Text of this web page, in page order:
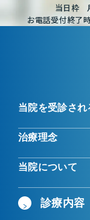
当日枠
お電話受付終了
当院を受診さ
治療理念
当院について
診療内容